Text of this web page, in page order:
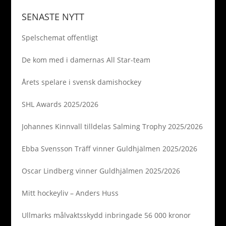
vinnaren. Åren
priset ut av tidningen
Expressen. Det är
insatser i grundserie,
slutspel och
SENASTE NYTT
Spelschemat offentligt
De kom med i damernas All Star-team
Årets spelare i svensk damishockey
SHL Awards 2025/2026
Johannes Kinnvall tilldelas Salming Trophy 2025/2026
Ebba Svensson Träff vinner Guldhjälmen 2025/2026
Oscar Lindberg vinner Guldhjälmen 2025/2026
Mitt hockeyliv – Anders Huss
Ullmarks målvaktsskydd inbringade 56 000 kronor